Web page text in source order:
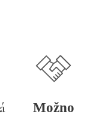
Možno